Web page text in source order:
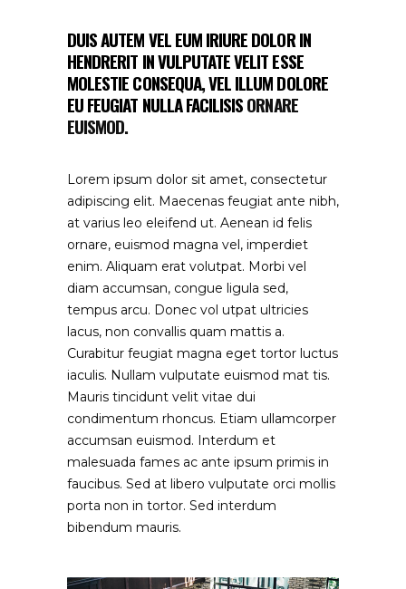
DUIS AUTEM VEL EUM IRIURE DOLOR IN
HENDRERIT IN VULPUTATE VELIT ESSE
MOLESTIE CONSEQUA, VEL ILLUM DOLORE
EU FEUGIAT NULLA FACILISISORNARE
EUISMOD.
Lorem ipsum dolor sit amet, consectetur
adipiscing elit. Maecenas feugiat ante nibh,
at varius leo eleifend ut. Aenean id felis
ornare, euismod magna vel, imperdiet
enim. Aliquam erat volutpat. Morbi vel
diam accumsan, congue ligula sed,
tempus arcu. Donec vol utpat ultricies
lacus, non convallis quam mattis a.
Curabitur feugiat magna eget tortor luctus
iaculis. Nullam vulputate euismod mat tis.
Mauris tincidunt velit vitae dui
condimentum rhoncus. Etiam ullamcorper
accumsan euismod. Interdum et
malesuada fames ac ante ipsum primis in
faucibus. Sed at libero vulputate orci mollis
porta non in tortor. Sed interdum
bibendum mauris.